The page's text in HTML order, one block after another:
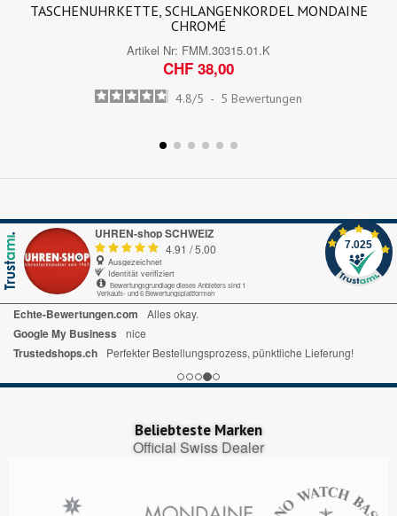
TASCHENUHRKETTE, SCHLANGENKORDEL MONDAINE
CHROMÉ
Artikel Nr: FMM.30315.01.K
CHF 38,00
4.8/5 - 5 Bewertungen
UHREN-shop SCHWEIZ
4.91 /5.00
Ausgezeichnet
Identität verifiziert
Bewertungsgrundlage dieses Anbieters sind 1
Verkaufs- und 6 Bewertungsplattformen
7.025
Echte-Bewertungen.com Alles okay.
Google My Business nice
Trustedshops.ch Perfekter Bestellungsprozess, pünktliche Lieferung!
Beliebteste Marken
Official Swiss Dealer